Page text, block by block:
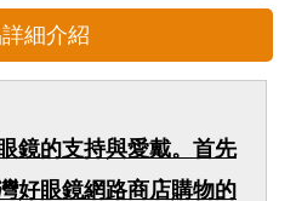
細介紹
鏡的支持與愛戴。首先
好眼鏡網路商店購物的